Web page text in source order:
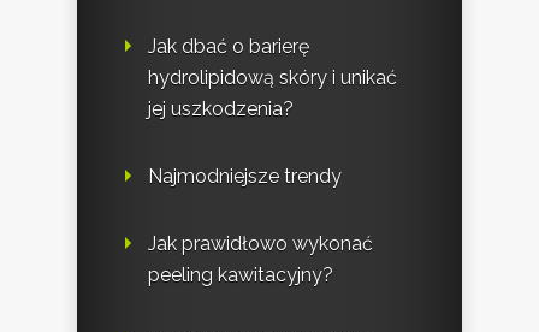
Jak dbać o barierę
hydrolipidową skóry i unikać
jej uszkodzenia?
Najmodniejsze trendy
Jak prawidłowo wykonać
peeling kawitacyjny?